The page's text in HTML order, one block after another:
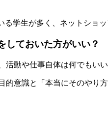
学生が多く、ネットショ
しておいた方がいい？
動や仕事自体は何でもいい
意識と「本当にそのやり